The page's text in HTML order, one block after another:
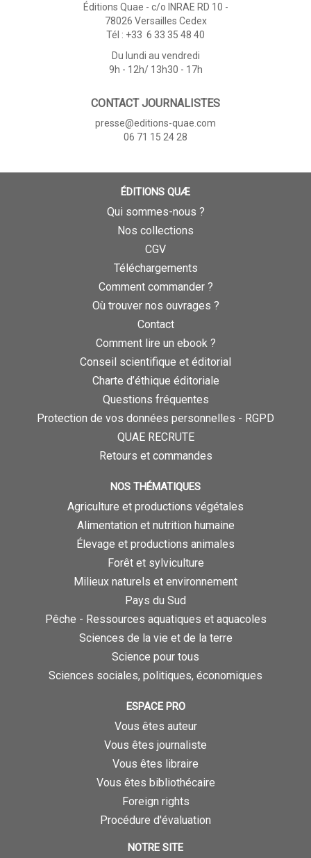
Éditions Quae - c/o INRAE RD 10 -
78026 Versailles Cedex
Tél : +33 6 33 35 48 40
Du lundi au vendredi
9h - 12h/ 13h30 - 17h
CONTACT JOURNALISTES
presse@editions-quae.com
06 71 15 24 28
ÉDITIONS QUÆ
Qui sommes-nous ?
Nos collections
CGV
Téléchargements
Comment commander ?
Où trouver nos ouvrages ?
Contact
Comment lire un ebook ?
Conseil scientifique et éditorial
Charte d’éthique éditoriale
Questions fréquentes
Protection de vos données personnelles - RGPD
QUAE RECRUTE
Retours et commandes
NOS THÉMATIQUES
Agriculture et productions végétales
Alimentation et nutrition humaine
Élevage et productions animales
Forêt et sylviculture
Milieux naturels et environnement
Pays du Sud
Pêche - Ressources aquatiques et aquacoles
Sciences de la vie et de la terre
Science pour tous
Sciences sociales, politiques, économiques
ESPACE PRO
Vous êtes auteur
Vous êtes journaliste
Vous êtes libraire
Vous êtes bibliothécaire
Foreign rights
Procédure d'évaluation
NOTRE SITE